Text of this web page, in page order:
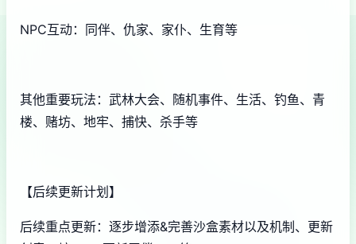
NPC互动：同伴、仇家、家仆、生育等
其他重要玩法：武林大会、随机事件、生活、钓鱼、青
楼、赌坊、地牢、捕快、杀手等
【后续更新计划】
后续重点更新：逐步增添&完善沙盒素材以及机制、更新